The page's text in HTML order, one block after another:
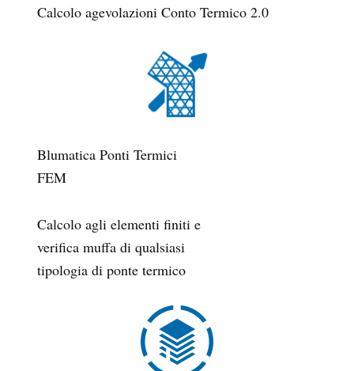
Calcolo agevolazioni Conto Termico 2.0
Blumatica Ponti Termici
FEM
Calcolo agli elementi finiti e
verifica muffa di qualsiasi
tipologia di ponte termico